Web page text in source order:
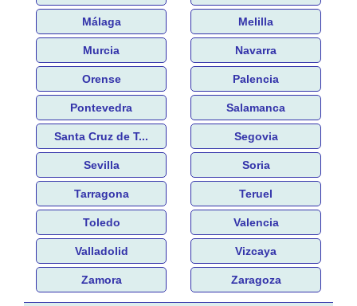
Málaga Melilla
Murcia Navarra
Orense Palencia
Pontevedra Salamanca
Santa Cruz de T... Segovia
Sevilla Soria
Tarragona Teruel
Toledo Valencia
Valladolid Vizcaya
Zamora Zaragoza